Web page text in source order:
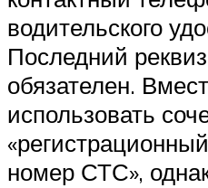
водительского
Последний
обязателен.
использовать
номер СТС»,